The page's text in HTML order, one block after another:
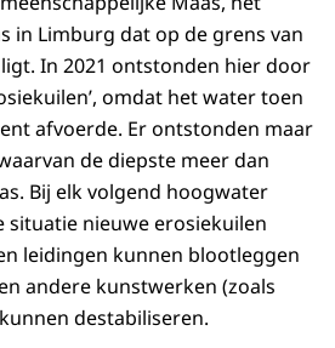
in Limburg dat op de grens van
In 2021 ontstonden hier door
omdat het water toen
afvoerde. Er ontstonden maar
de diepste meer dan
Bij elk volgend hoogwater
situatie nieuwe erosiekuilen
leidingen kunnen blootleggen
andere kunstwerken (zoals
destabiliseren.